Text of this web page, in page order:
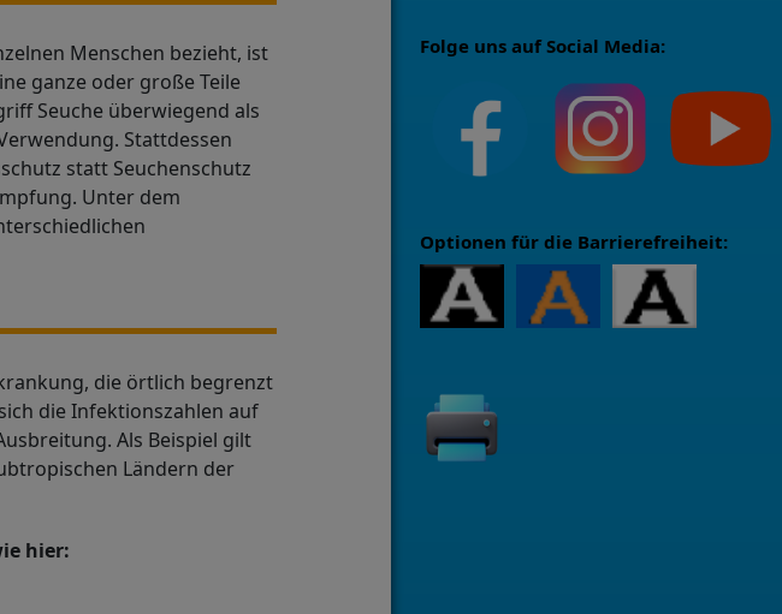
Menschen bezieht, ist
ganze oder große Teile
Seuche überwiegend als
Stattdessen
statt Seuchenschutz
Unter dem
die örtlich begrenzt
die Infektionszahlen auf
Als Beispiel gilt
Ländern der
hier:
Folge uns auf Social Media:
Optionen für die Barrierefreiheit: